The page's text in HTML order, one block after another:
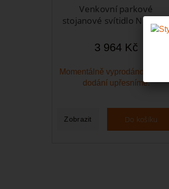
Venkovní parkové
stojanové svítidlo NISSIE...
3 964 Kč
Momentálně vyprodáno! Termín
dodání upřesníme.
Zobrazit Do košíku